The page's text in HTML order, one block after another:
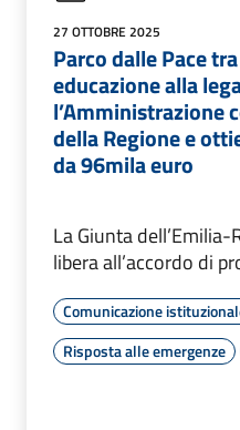
27 OTTOBRE 2025
Parco dalle Pace
educazione alla
l’Amministrazione
della Regione e
da 96mila euro
La Giunta
libera all’accordo di
Comunicazione
Risposta alle emergenze